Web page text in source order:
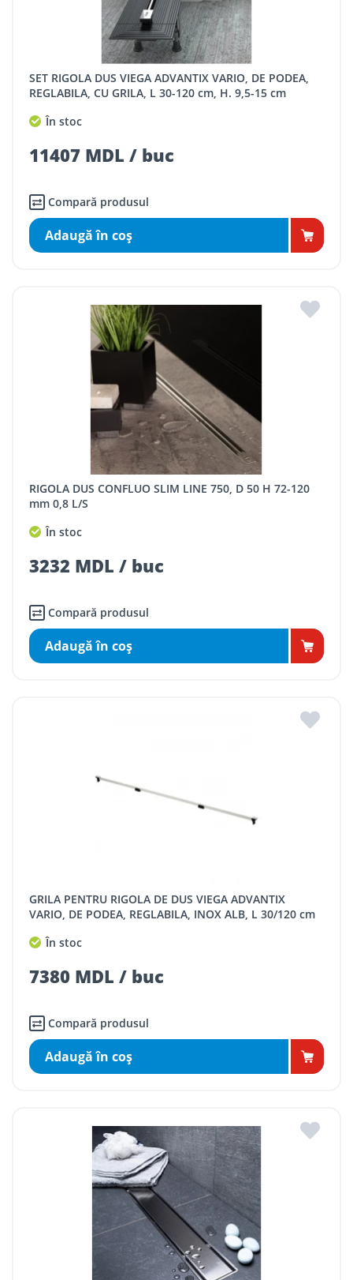
SET RIGOLA DUS VIEGA ADVANTIX VARIO, DE PODEA,
REGLABILA, CU GRILA, L 30-120 cm, H. 9,5-15 cm
În stoc
11407 MDL / buc
Compară produsul
Adaugă în coş
RIGOLA DUS CONFLUO SLIM LINE 750, D 50 H 72-120
mm 0,8 L/S
În stoc
3232 MDL / buc
Compară produsul
Adaugă în coş
GRILA PENTRU RIGOLA DE DUS VIEGA ADVANTIX
VARIO, DE PODEA, REGLABILA, INOX ALB, L 30/120 cm
În stoc
7380 MDL / buc
Compară produsul
Adaugă în coş